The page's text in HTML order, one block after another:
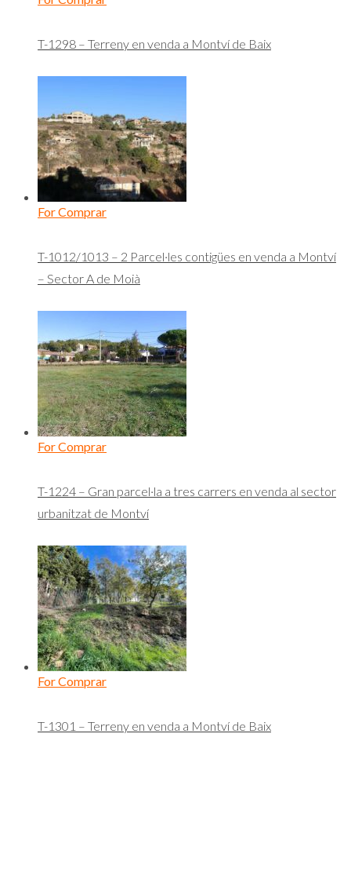
T-1298 – Terreny en venda a Montví de Baix
For Comprar
T-1012/1013 – 2 Parcel·les contigües en venda a Montví
– Sector A de Moià
For Comprar
T-1224 – Gran parcel·la a tres carrers en venda al sector
urbanitzat de Montví
For Comprar
T-1301 – Terreny en venda a Montví de Baix